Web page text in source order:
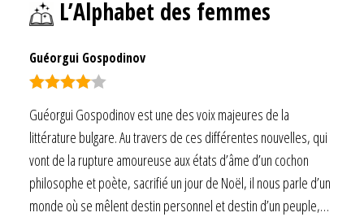
L’Alphabet des femmes
Guéorgui Gospodinov
sur 5
Guéorgui Gospodinov est une des voix majeures de la
littérature bulgare. Au travers de ces différentes nouvelles, qui
vont de la rupture amoureuse aux états d’âme d’un cochon
philosophe et poète, sacrifié un jour de Noël, il nous parle d’un
monde où se mêlent destin personnel et destin d’un peuple,…